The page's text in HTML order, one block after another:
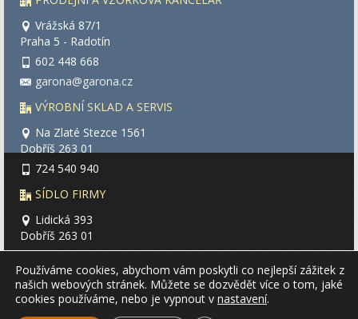
Vrážská 87/1
Praha 5 - Radotín
602 448 668
garona@garona.cz
VÝROBNÍ SKLAD A SERVIS
Na Zlaté Stezce 1561
Dobříš 263 01
724 540 940
SÍDLO FIRMY
Lidická 393
Dobříš 263 01
garona@garona.cz
Vytvořila IPC Corporation s.r.o.
Používáme cookies, abychom vám poskytli co nejlepší zážitek z
našich webových stránek. Můžete se dozvědět více o tom, jaké
cookies používáme, nebo je vypnout v nastavení.